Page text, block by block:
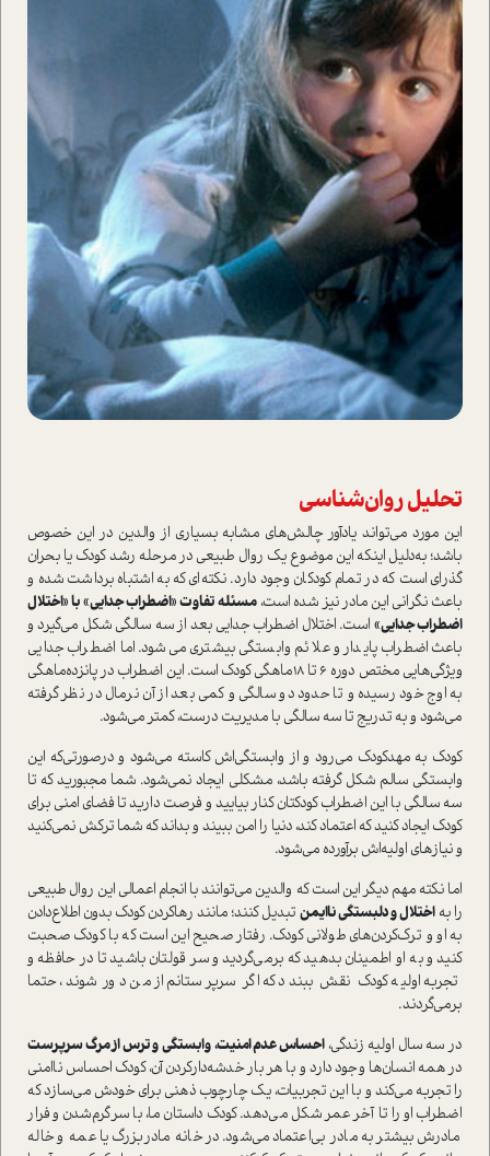
تحلیل روان‌شناسی
این مورد می‌تواند یادآور چالش‌های مشابه بسیاری از والدین در این خصوص
باشد؛ به‌دلیل اینکه این موضوع یک روال طبیعی در مرحله رشد کودک یا بحران
گذرای‌ است که در تمام کودکان وجود دارد. نکته‌ای که به اشتباه برداشت شده و
باعث نگرانی این مادر نیز شده است،مسئله تفاوت «اضطراب جدایی» با «اختلال
اضطراب جدایی» است. اختلال اضطراب جدایی بعد از سه سالگی شکل می‌گیرد و
باعث اضطراب پایدار و علائم وابستگی بیشتری می‌شود. اما اضطراب جدایی
ویژگی‌هایی مختص دوره 6 تا ۱۸ماهگی کودک است. این اضطراب در پانزده‌ماهگی
به اوج خود رسیده و تا حدود دو سالگی و کمی بعد از آن نرمال در نظر گرفته
می‌شود و به تدريج تا سه سالگی با مدیریت درست، کمتر می‌شود.
کودک به مهد‌کودک می‌رود و از وابستگی‌اش کاسته می‌شود و در‌صورتی‌که این
وابستگی سالم شکل گرفته باشد، مشکلی ایجاد نمی‌شود. شما مجبورید که تا
سه سالگی با این اضطراب کودکتان کنار بیایید و فرصت دارید تا فضای امنی برای
کودک ایجاد کنید که اعتماد کند، دنیا را امن ببیند و بداند که شما ترکش نمی‌کنید
و نیازهای اولیه‌اش برآورده می‌شود.
اما نکته مهم دیگر این است که والدین می‌توانند با انجام اعمالی این روال طبیعی
را بهاختلال و دلبستگی نا‌ایمن تبدیل کنند؛ مانند رها‌کردن کودک بدون اطلاع‌دادن
به او و ترک‌کردن‌های طولانی کودک. رفتار صحیح این است که با کودک صحبت
کنید و به او اطمینان بدهید که برمی‌گردید و سر قولتان باشید تا در حافظه و
تجربه اولیه کودک نقش ببندد که اگر سرپرستانم از من دور شوند، حتما
برمی‌گردند.
در سه سال اولیه زندگی، احساس عدم امنیت، وابستگی و ترس از مرگ سرپرست
در همه انسان‌ها وجود دارد و با هر بار خدشه‌دار‌کردن آن، کودک احساس نا‌امنی
را تجربه می‌کند و با این تجربیات، یک چارچوب ذهنی برای خودش می‌سازد که
اضطراب او را تا آخر عمر شکل می‌دهد. کودک داستان ما، با سرگرم‌شدن و فرار
مادرش بیشتر به مادر بی‌اعتماد می‌شود. در خانه مادربزرگ یا عمه و خاله